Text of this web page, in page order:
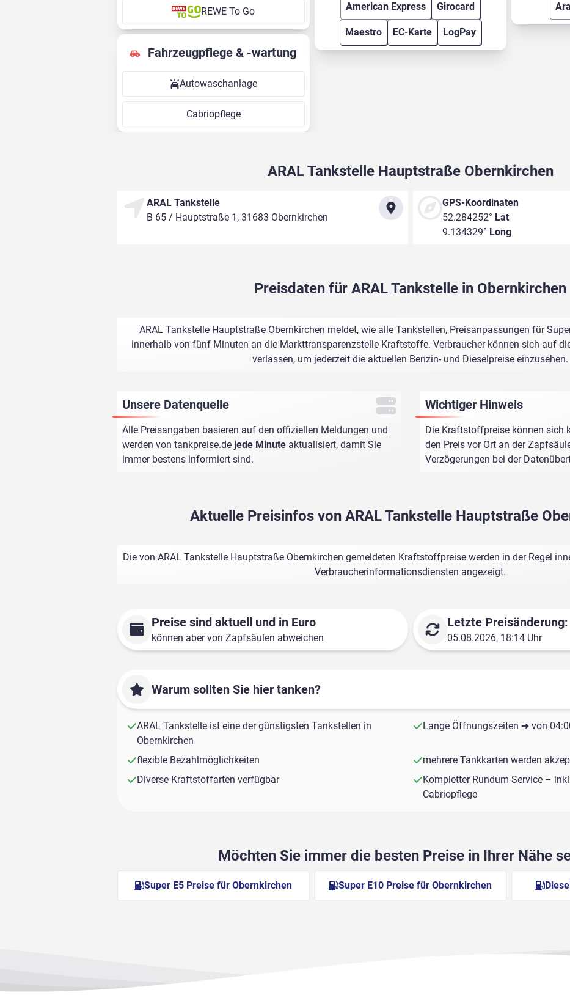
REWE To Go
Fahrzeugpflege & -wartung
Autowaschanlage
Cabriopflege
American Express Girocard
Maestro EC-Karte LogPay
ARAL Tankstelle Hauptstraße Obernkirchen
ARAL Tankstelle
B 65 / Hauptstraße 1, 31683 Obernkirchen
GPS-Koordinaten
52.284252° Lat
9.134329° Long
Preisdaten für ARAL Tankstelle in Obernkirchen
ARAL Tankstelle Hauptstraße Obernkirchen meldet, wie alle Tankstellen, Preisanpassungen für
innerhalb von fünf Minuten an die Markttransparenzstelle Kraftstoffe. Verbraucher können sich auf
verlassen, um jederzeit die aktuellen Benzin- und Dieselpreise einzusehen.
Unsere Datenquelle
Alle Preisangaben basieren auf den offiziellen Meldungen und
werden von tankpreise.de jede Minute aktualisiert, damit Sie
immer bestens informiert sind.
Wichtiger Hinweis
Die Kraftstoffpreise können sich
den Preis vor Ort an der
Verzögerungen bei der
Aktuelle Preisinfos von ARAL Tankstelle Hauptstraße
Die von ARAL Tankstelle Hauptstraße Obernkirchen gemeldeten Kraftstoffpreise werden in der Regel
Verbraucherinformationsdiensten angezeigt.
Preise sind aktuell und in Euro
können aber von Zapfsäulen abweichen
Letzte Preisänderung:
05.08.2026, 18:14 Uhr
Warum sollten Sie hier tanken?
ARAL Tankstelle ist eine der günstigsten Tankstellen in
Obernkirchen
Lange Öffnungszeiten ➔ von
flexible Bezahlmöglichkeiten
mehrere Tankkarten werden
Diverse Kraftstoffarten verfügbar
Kompletter Rundum-Service –
Cabriopflege
Möchten Sie immer die besten Preise in Ihrer Nähe
Super E5 Preise für Obernkirchen Super E10 Preise für Obernkirchen